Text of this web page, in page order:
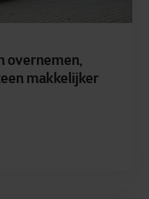
overnemen,
makkelijker